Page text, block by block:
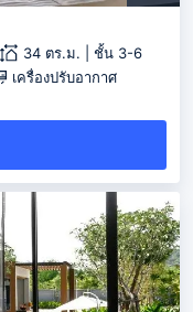
34 ตร.ม. | ชั้น 3-6
เครื่องปรับอากาศ